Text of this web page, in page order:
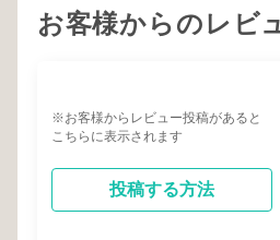
お客様からのレビ
※お客様からレビュー投稿があると
こちらに表示されます
投稿する方法